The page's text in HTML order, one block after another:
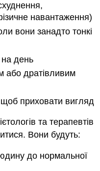
навантаження)
вони занадто тонкі
на день
або дратівливим
приховати вигляд
та терапевтів
Вони будуть:
до нормальної